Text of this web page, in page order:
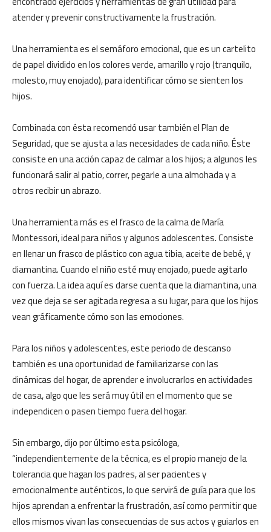
atender y prevenir constructivamente la frustración.
Una herramienta es el semáforo emocional, que es un cartelito
de papel dividido en los colores verde, amarillo y rojo (tranquilo,
molesto, muy enojado), para identificar cómo se sienten los
hijos.
Combinada con ésta recomendó usar también el Plan de
Seguridad, que se ajusta a las necesidades de cada niño. Éste
consiste en una acción capaz de calmar a los hijos; a algunos les
funcionará salir al patio, correr, pegarle a una almohada y a
otros recibir un abrazo.
Una herramienta más es el frasco de la calma de María
Montessori, ideal para niños y algunos adolescentes. Consiste
en llenar un frasco de plástico con agua tibia, aceite de bebé, y
diamantina. Cuando el niño esté muy enojado, puede agitarlo
con fuerza. La idea aquí es darse cuenta que la diamantina, una
vez que deja se ser agitada regresa a su lugar, para que los hijos
vean gráficamente cómo son las emociones.
Para los niños y adolescentes, este periodo de descanso
también es una oportunidad de familiarizarse con las
dinámicas del hogar, de aprender e involucrarlos en actividades
de casa, algo que les será muy útil en el momento que se
independicen o pasen tiempo fuera del hogar.
Sin embargo, dijo por último esta psicóloga,
“independientemente de la técnica, es el propio manejo de la
tolerancia que hagan los padres, al ser pacientes y
emocionalmente auténticos, lo que servirá de guía para que los
hijos aprendan a enfrentar la frustración, así como permitir que
ellos mismos vivan las consecuencias de sus actos y guiarlos en